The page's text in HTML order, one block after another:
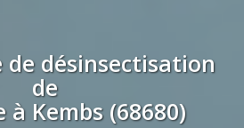
de désinsectisation
de
à Kembs (68680)